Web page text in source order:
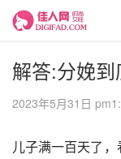
解答:分娩
2023年5月31日
儿子满一百天了